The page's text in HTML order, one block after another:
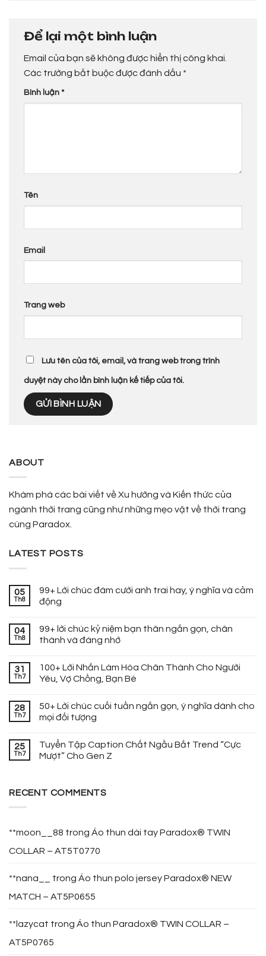
Để lại một bình luận
Email của bạn sẽ không được hiển thị công khai.
Các trường bắt buộc được đánh dấu *
Bình luận *
Tên
Email
Trang web
Lưu tên của tôi, email, và trang web trong trình
duyệt này cho lần bình luận kế tiếp của tôi.
ABOUT
Khám phá các bài viết về Xu hướng và Kiến thức của
ngành thời trang cũng như những mẹo vặt về thời trang
cùng Paradox.
LATEST POSTS
05
Th8
99+ Lời chúc đám cưới anh trai hay, ý nghĩa và cảm
động
04
Th8
99+ lời chúc kỷ niệm bạn thân ngắn gọn, chân
thành và đáng nhớ
31
Th7
100+ Lời Nhắn Làm Hòa Chân Thành Cho Người
Yêu, Vợ Chồng, Bạn Bè
28
Th7
50+ Lời chúc cuối tuần ngắn gọn, ý nghĩa dành cho
mọi đối tượng
25
Th7
Tuyển Tập Caption Chất Ngầu Bắt Trend “Cực
Mượt” Cho Gen Z
RECENT COMMENTS
**moon__88 trong Áo thun dài tay Paradox® TWIN
COLLAR – AT5T0770
**nana__ trong Áo thun polo jersey Paradox® NEW
MATCH – AT5P0655
**lazycat trong Áo thun Paradox® TWIN COLLAR –
AT5P0765